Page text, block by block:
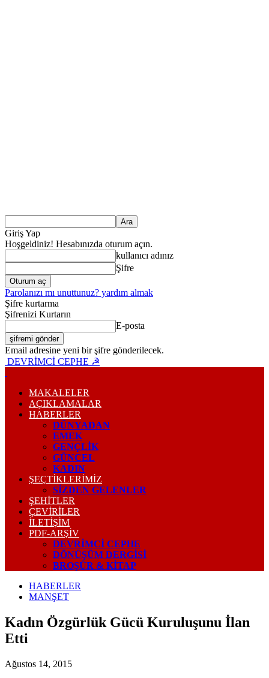
Giriş Yap
Hoşgeldiniz! Hesabınızda oturum açın.
kullanıcı adınız
Şifre
Parolanızı mı unuttunuz? yardım almak
Şifre kurtarma
Şifrenizi Kurtarın
E-posta
Email adresine yeni bir şifre gönderilecek.
DEVRİMCİ CEPHE ☭
MAKALELER
AÇIKLAMALAR
HABERLER
DÜNYADAN
EMEK
GENÇLİK
GÜNCEL
KADIN
ŞEÇTİKLERİMİZ
SİZDEN GELENLER
ŞEHİTLER
ÇEVİRİLER
İLETİŞİM
PDF-ARŞIV
DEVRIMCI CEPHE
DÖNÜŞÜM DERGISI
BROŞÜR & KİTAP
HABERLER
MANŞET
Kadın Özgürlük Gücü Kuruluşunu İlan
Etti
Ağustos 14, 2015